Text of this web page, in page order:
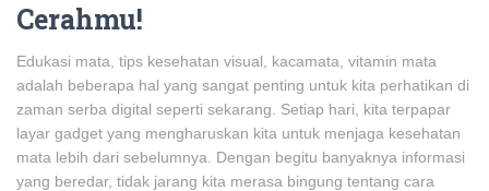
Cerahmu!
Edukasi mata, tips kesehatan visual, kacamata, vitamin mata
adalah beberapa hal yang sangat penting untuk kita perhatikan di
zaman serba digital seperti sekarang. Setiap hari, kita terpapar
layar gadget yang mengharuskan kita untuk menjaga kesehatan
mata lebih dari sebelumnya. Dengan begitu banyaknya informasi
yang beredar, tidak jarang kita merasa bingung tentang cara